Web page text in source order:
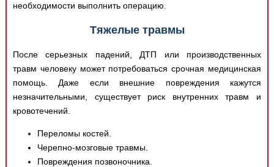
необходимости выполнить операцию.
Тяжелые травмы
После серьезных падений, ДТП или производственных
травм человеку может потребоваться срочная медицинская
помощь. Даже если внешние повреждения кажутся
незначительными, существует риск внутренних травм и
кровотечений.
Переломы костей.
Черепно-мозговые травмы.
Повреждения позвоночника.